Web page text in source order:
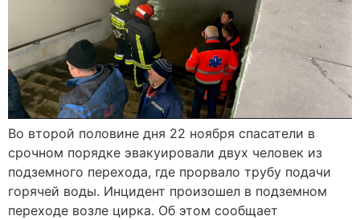
Во второй половине дня 22 ноября спасатели в
срочном порядке эвакуировали двух человек из
подземного перехода, где прорвало трубу подачи
горячей воды. Инцидент произошел в подземном
переходе возле цирка. Об этом сообщает